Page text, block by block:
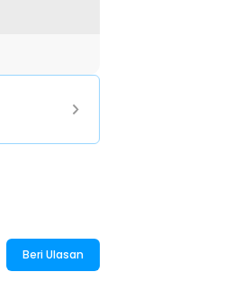
Beri Ulasan